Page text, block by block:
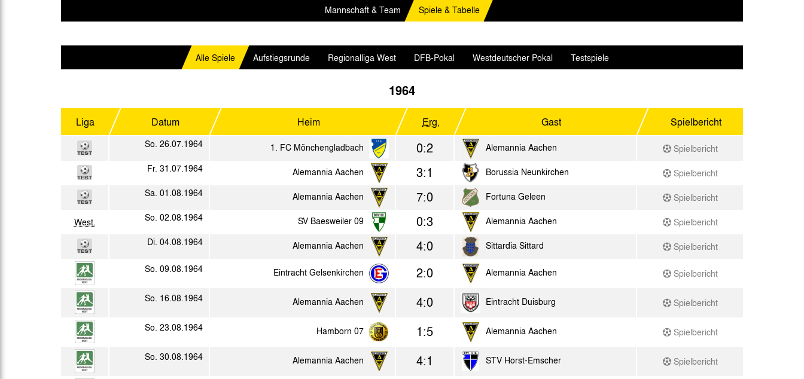
Stadiongaststätte Klömpchensklub
Verbotene Symbolik am Tivoli
Mannschaft & Team Spiele & Tabelle
Alle Spiele Aufstiegsrunde Regionalliga West DFB-Pokal Westdeutscher Pokal Testspiele
1964
Liga Datum Heim Erg. Gast Spielbericht
So. 26.07.1964 1. FC Mönchengladbach 0:2 Alemannia Aachen
Spielbericht
Fr. 31.07.1964
Alemannia Aachen 3:1 Borussia Neunkirchen
Spielbericht
Sa. 01.08.1964
Alemannia Aachen 7:0 Fortuna Geleen Spielbericht
West. So. 02.08.1964 SV Baesweiler 09 0:3 Alemannia Aachen
Spielbericht
Di. 04.08.1964
Alemannia Aachen 4:0 Sittardia Sittard
Spielbericht
So. 09.08.1964
Eintracht Gelsenkirchen 2:0 Alemannia Aachen Spielbericht
So. 16.08.1964 Alemannia Aachen 4:0 Eintracht Duisburg Spielbericht
So. 23.08.1964 Hamborn 07 1:5 Alemannia Aachen Spielbericht
So. 30.08.1964 Alemannia Aachen 4:1 STV Horst-Emscher Spielbericht